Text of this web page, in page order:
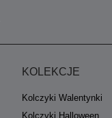
KOLEKCJE
Kolczyki Walentynki
Kolczyki Halloween